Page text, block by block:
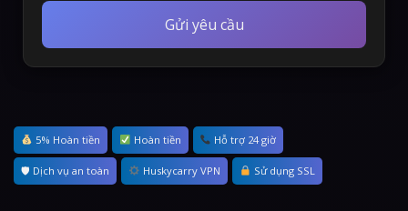
Gửi yêu cầu
5% Hoàn tiền Hoàn tiền Hỗ trợ 24 giờ
🛡 Dịch vụ an toàn Huskycarry VPN Sử dụng SSL